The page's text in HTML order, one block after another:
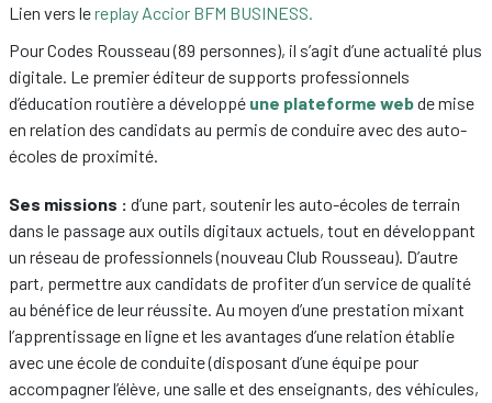
Lien vers lereplay Accior BFM BUSINESS.
Pour Codes Rousseau (89 personnes), il s’agit d’une actualité plus
digitale. Le premier éditeur de supports professionnels
d’éducation routière a développé une plateforme webde mise
en relation des candidats au permis de conduire avec des auto-
écoles de proximité.
Ses missions : d’une part, soutenir les auto-écoles de terrain
dans le passage aux outils digitaux actuels, tout en développant
un réseau de professionnels (nouveau Club Rousseau). D’autre
part, permettre aux candidats de profiter d’un service de qualité
au bénéfice de leur réussite. Au moyen d’une prestation mixant
l’apprentissage en ligne et les avantages d’une relation établie
avec une école de conduite (disposant d’une équipe pour
accompagner l’élève, une salle et des enseignants, des véhicules,